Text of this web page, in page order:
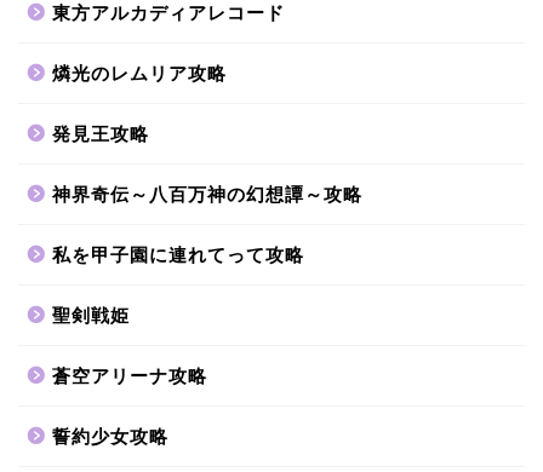
東方アルカディアレコード
燐光のレムリア攻略
発見王攻略
神界奇伝～八百万神の幻想譚～攻略
私を甲子園に連れてって攻略
聖剣戦姫
蒼空アリーナ攻略
誓約少女攻略